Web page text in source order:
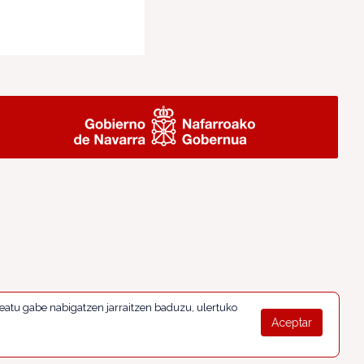
Aceptar
gabe nabigatzen jarraitzen baduzu, ulertuko